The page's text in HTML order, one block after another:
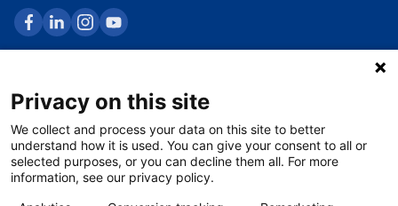
facebook
linkedininstagram
youtube
Impressum
Cookie Policy
Privacy on this site
We collect and process your data on this site to better
understand how it is used. You can give your consent to all or
selected purposes, or you can decline them all. For more
information, see our privacy policy.